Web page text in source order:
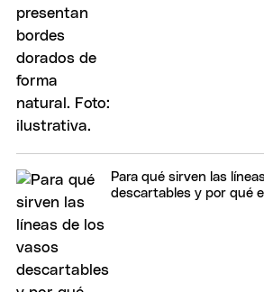
Para qué sirven las
descartables y por qué